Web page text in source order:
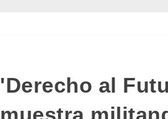
'Derecho al